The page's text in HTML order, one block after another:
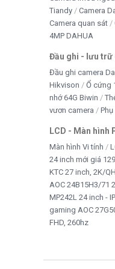
Sử dụng đơn
Công nghệ Plug &
Tiết kiệm chi
Với mức giá hợp
và chuột với ngân
FAQ – Câu
1. Bộ Phím
Không. Bộ Phím
thành tiết kiệm hơn.
Có. Bàn phím
Tiandy
Camera
Camera quan sát
4MP DAHUA
Đầu ghi - lưu trữ
Đầu ghi camera
Hikvison
Ổ cứng
nhớ 64G Biwin
vươn camera
LCD - Màn hình
Màn hình Vi tính
24 inch mới giá
KTC 27 inch, 2K/
AOC 24B15H3/71
MP242L 24 inch -
gaming AOC
FHD, 260hz